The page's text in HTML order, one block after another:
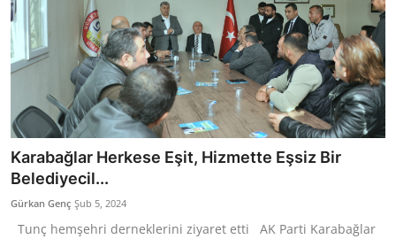
Karabağlar Herkese Eşit, Hizmette Eşsiz Bir
Belediyecil...
Gürkan Genç Şub 5, 2024
Tunç hemşehri derneklerini ziyaret etti AK Parti Karabağlar